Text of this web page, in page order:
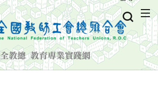
全教總 教育專業實踐網